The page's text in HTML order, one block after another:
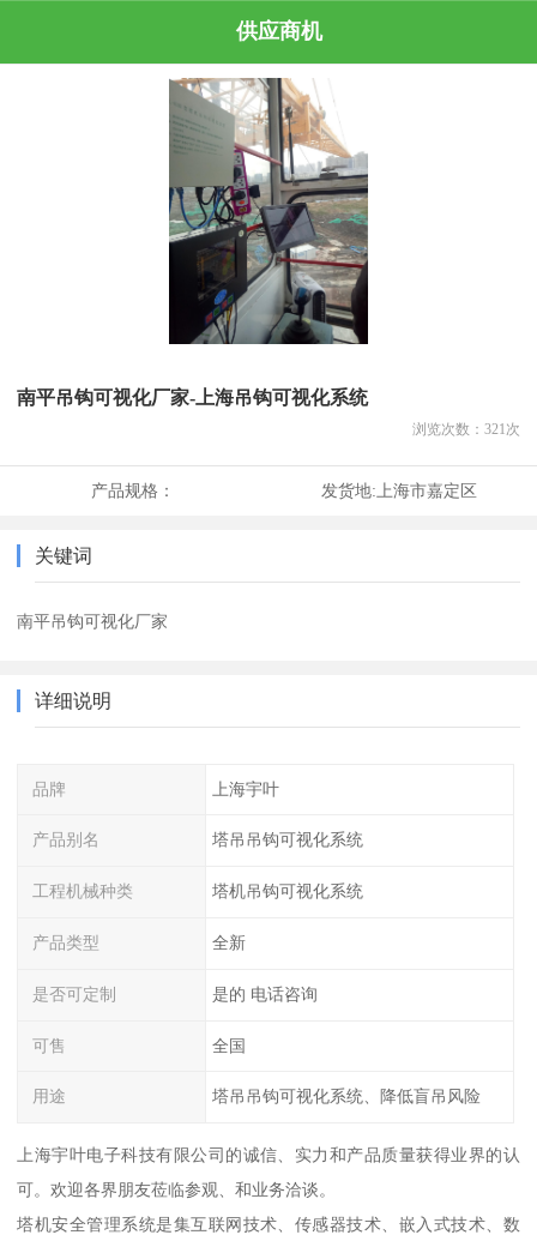
供应商机
南平吊钩可视化厂家-上海吊钩可视化系统
浏览次数： 321 次
产品规格： 发货地:上海市嘉定区
关键词
南平吊钩可视化厂家
详细说明
品牌 上海宇叶
产品别名 塔吊吊钩可视化系统
工程机械种类 塔机吊钩可视化系统
产品类型 全新
是否可定制 是的 电话咨询
可售 全国
用途 塔吊吊钩可视化系统、降低盲吊风险
上海宇叶电子科技有限公司的诚信、实力和产品质量获得业界的认
可。欢迎各界朋友莅临参观、和业务洽谈。
塔机安全管理系统是集互联网技术、传感器技术、嵌入式技术、数